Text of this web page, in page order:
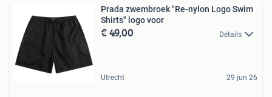
Prada zwembroek "Re-nylon Logo Swim
Shirts" logo voor
€ 49,00 Details
Utrecht 29 jun 26